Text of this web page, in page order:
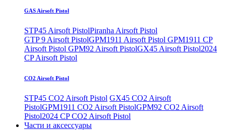
GAS Airsoft Pistol
STP45 Airsoft PistolPiranha Airsoft Pistol
GTP 9 Airsoft PistolGPM1911 Airsoft Pistol GPM1911 CP
Airsoft Pistol GPM92 Airsoft PistolGX45 Airsoft Pistol2024
CP Airsoft Pistol
CO2 Airsoft Pistol
STP45 CO2 Airsoft Pistol GX45 CO2 Airsoft
PistolGPM1911 CO2 Airsoft PistolGPM92 CO2 Airsoft
Pistol2024 CP CO2 Airsoft Pistol
Части и аксессуары